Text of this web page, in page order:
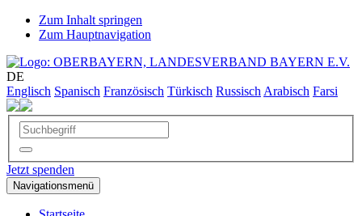
Zum Inhalt springen
Zum Hauptnavigation
DE
Englisch Spanisch Französisch Türkisch Russisch Arabisch Farsi
Jetzt spenden
Navigationsmenü